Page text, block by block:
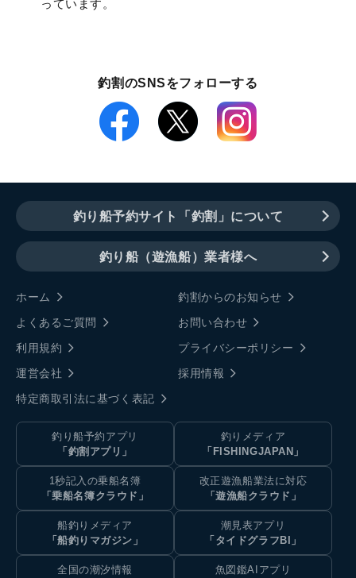
っています。
釣割のSNSをフォローする
釣り船予約サイト「釣割」について
釣り船（遊漁船）業者様へ
ホーム
釣割からのお知らせ
よくあるご質問
お問い合わせ
利用規約
プライバシーポリシー
運営会社
採用情報
特定商取引法に基づく表記
釣り船予約アプリ
「釣割アプリ」
釣りメディア
「FISHINGJAPAN」
1秒記入の乗船名簿
「乗船名簿クラウド」
改正遊漁船業法に対応
「遊漁船クラウド」
船釣りメディア
「船釣りマガジン」
潮見表アプリ
「タイドグラフBI」
全国の潮汐情報
魚図鑑AIアプリ